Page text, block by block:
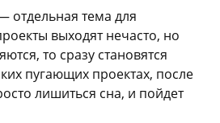
тема для
выходят нечасто, но
то сразу становятся
пугающих проектах, после
лишиться сна, и пойдет